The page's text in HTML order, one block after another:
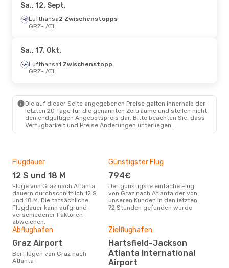
Lufthansa
ATL- GRZ
Di., 13. Okt.
Lufthansa
1 Zwischenstopp
ATL- GRZ
Sa., 12. Sept.
Lufthansa2 Zwischenstopps
GRZ- ATL
Sa., 17. Okt.
Lufthansa1 Zwischenstopp
GRZ- ATL
Die auf dieser Seite angegebenen Preise galten innerhalb der
letzten 20 Tage für die genannten Zeiträume und stellen nicht
den endgültigen Angebotspreis dar. Bitte beachten Sie, dass
Verfügbarkeit und Preise Änderungen unterliegen.
Flugdauer
12 S und 18 M
Flüge von Graz nach Atlanta
dauern durchschnittlich 12 S
und 18 M. Die tatsächliche
Flugdauer kann aufgrund
verschiedener Faktoren
abweichen.
Günstigster Flug
794€
Der günstigste einfache Flug
von Graz nach Atlanta der von
unseren Kunden in den letzten
72 Stunden gefunden wurde
Abflughafen
Graz Airport
Bei Flügen von Graz nach
Atlanta
Zielflughafen
Hartsfield-Jackson
Atlanta International
Airport